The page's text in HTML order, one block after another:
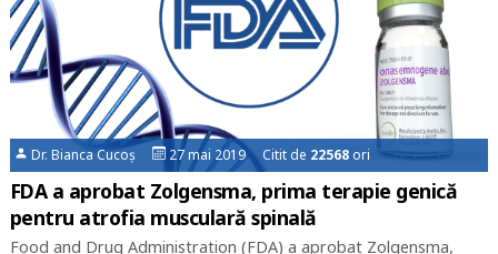
Dr. Bianca Cucoș 27 mai 2019 Citit de 22568 ori
FDA a aprobat Zolgensma, prima terapie genică
pentru atrofia musculară spinală
Food and Drug Administration (FDA) a aprobat Zolgensma,